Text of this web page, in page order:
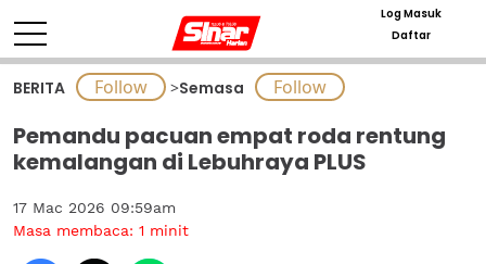
Log Masuk
Daftar
BERITA >Semasa
Pemandu pacuan empat roda rentung
kemalangan di Lebuhraya PLUS
17 Mac 2026 09:59am
Masa membaca: 1 minit